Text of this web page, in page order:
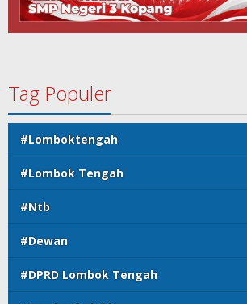
Tag Populer
#Lomboktengah
#Lombok Tengah
#Ntb
#Dewan
#DPRD Lombok Tengah